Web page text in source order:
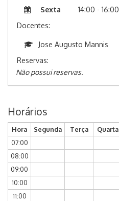
Sexta 14:00 - 16:00
Docentes:
Jose Augusto Mannis
Reservas:
Não possui reservas.
Horários
Hora Segunda Terça Quarta
07:00
08:00
09:00
10:00
11:00